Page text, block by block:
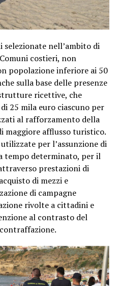
nell’ambito di
costieri, non
popolazione inferiore ai 50
sulla base delle presenze
ricettive, che
25 mila euro ciascuno per
al rafforzamento della
maggiore afflusso turistico.
per l’assunzione di
tempo determinato, per il
prestazioni di
di mezzi e
di campagne
rivolte a cittadini e
al contrasto del